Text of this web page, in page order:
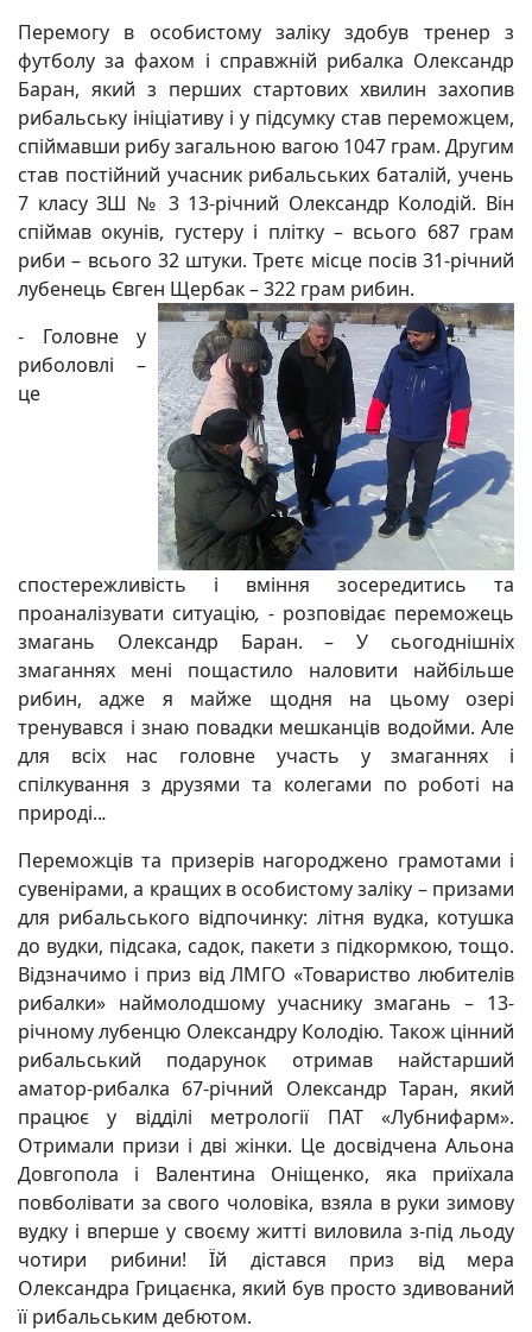
Перемогу в особистому заліку здобув тренер з
футболу за фахом і справжній рибалка Олександр
Баран, який з перших стартових хвилин захопив
рибальську ініціативу і у підсумку став переможцем,
спіймавши рибу загальною вагою 1047 грам. Другим
став постійний учасник рибальських баталій, учень
7 класу ЗШ № 3 13-річний Олександр Колодій. Він
спіймав окунів, густеру і плітку – всього 687 грам
риби – всього 32 штуки. Третє місце посів 31-річний
лубенець Євген Щербак – 322 грам рибин.
- Головне у
риболовлі –
це
спостережливість і вміння зосередитись та
проаналізувати ситуацію, - розповідає переможець
змагань Олександр Баран. – У сьогоднішніх
змаганнях мені пощастило наловити найбільше
рибин, адже я майже щодня на цьому озері
тренувався і знаю повадки мешканців водойми. Але
для всіх нас головне участь у змаганнях і
спілкування з друзями та колегами по роботі на
природі...
Переможців та призерів нагороджено грамотами і
сувенірами, а кращих в особистому заліку – призами
для рибальського відпочинку: літня вудка, котушка
до вудки, підсака, садок, пакети з підкормкою, тощо.
Відзначимо і приз від ЛМГО «Товариство любителів
рибалки» наймолодшому учаснику змагань – 13-
річному лубенцю Олександру Колодію. Також цінний
рибальський подарунок отримав найстарший
аматор-рибалка 67-річний Олександр Таран, який
працює у відділі метрології ПАТ «Лубнифарм».
Отримали призи і дві жінки. Це досвідчена Альона
Довгопола і Валентина Оніщенко, яка приїхала
повболівати за свого чоловіка, взяла в руки зимову
вудку і вперше у своєму житті виловила з-під льоду
чотири рибини! Їй дістався приз від мера
Олександра Грицаєнка, який був просто здивований
її рибальським дебютом.